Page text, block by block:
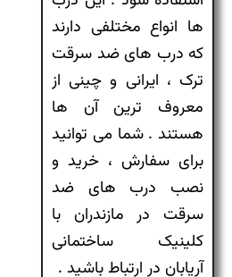
ها انواع مختلفی دارند
که درب های ضد سرقت
ترک ، ایرانی و چینی از
معروف ترین آن ها
هستند . شما می توانید
برای سفارش ، خرید و
نصب درب های ضد
سرقت در مازندران با
کلینیک ساختمانی
آریابان در ارتباط باشید .